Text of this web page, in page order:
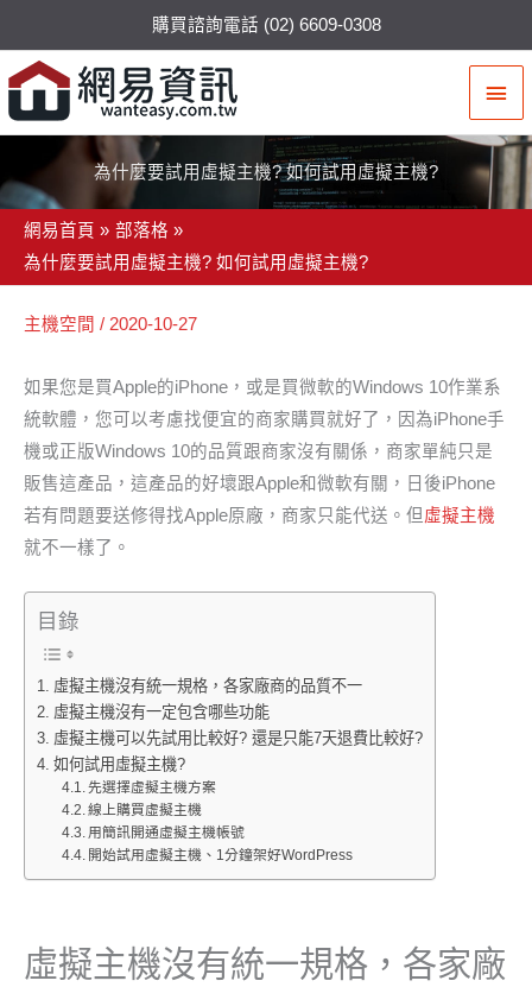
購買諮詢電話 (02) 6609-0308
主
要
選
單
為什麼要試用虛擬主機? 如何試用虛擬主機?
網易首頁
部落格
為什麼要試用虛擬主機? 如何試用虛擬主機?
主機空間 / 2020-10-27
如果您是買Apple的iPhone，或是買微軟的Windows 10作業系
統軟體，您可以考慮找便宜的商家購買就好了，因為iPhone手
機或正版Windows 10的品質跟商家沒有關係，商家單純只是
販售這產品，這產品的好壞跟Apple和微軟有關，日後iPhone
若有問題要送修得找Apple原廠，商家只能代送。但虛擬主機
就不一樣了。
目錄
虛擬主機沒有統一規格，各家廠商的品質不一
虛擬主機沒有一定包含哪些功能
虛擬主機可以先試用比較好? 還是只能7天退費比較好?
如何試用虛擬主機?
先選擇虛擬主機方案
線上購買虛擬主機
用簡訊開通虛擬主機帳號
開始試用虛擬主機、1分鐘架好WordPress
虛擬主機沒有統一規格，各家廠